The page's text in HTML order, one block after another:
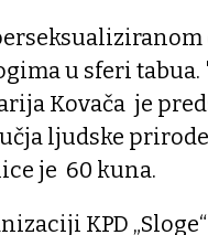
u sferi tabua.
Kovača je
ljudske
je 60 kuna.
KPD